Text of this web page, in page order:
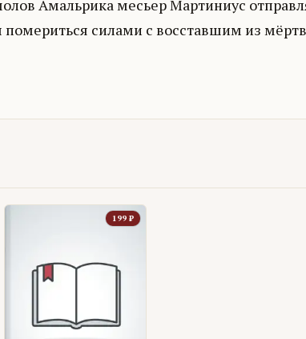
Амальрика месьер Мартиниус
помериться силами с восставшим из
199 ₽